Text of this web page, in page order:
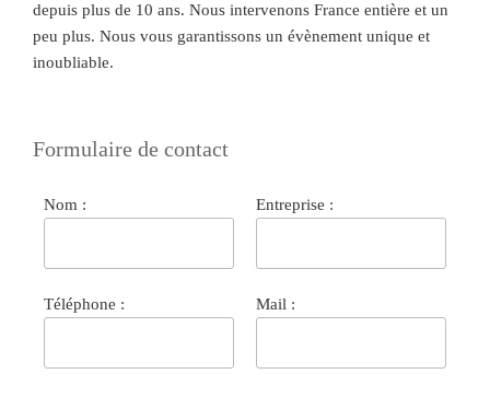
depuis plus de 10 ans. Nous intervenons France entière et un
peu plus. Nous vous garantissons un évènement unique et
inoubliable.
Formulaire de contact
Nom : Entreprise :
Téléphone : Mail :